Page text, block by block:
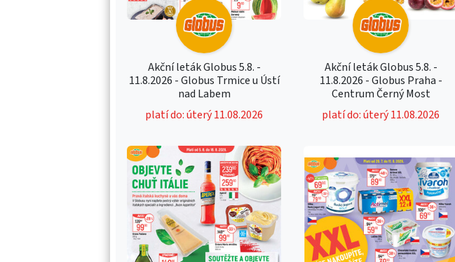
Akční leták Globus 5.8. -
11.8.2026 - Globus Trmice u Ústí
nad Labem
platí do: úterý 11.08.2026
Akční leták Globus 5.8. -
11.8.2026 - Globus Praha -
Centrum Černý Most
platí do: úterý 11.08.2026